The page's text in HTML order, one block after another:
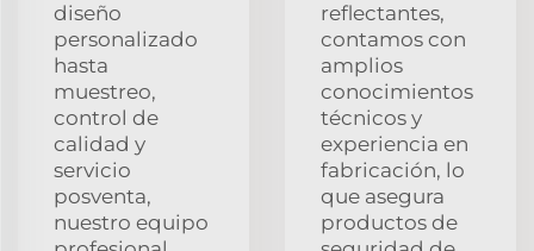
diseño
personalizado
hasta
muestreo,
control de
calidad y
servicio
posventa,
nuestro equipo
reflectantes,
contamos con
amplios
conocimientos
técnicos y
experiencia en
fabricación, lo
que asegura
productos de